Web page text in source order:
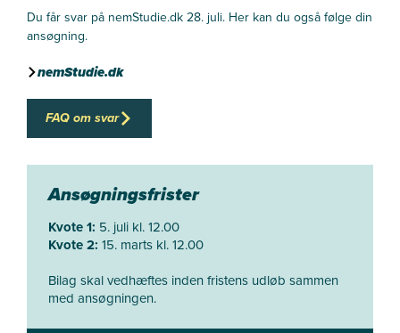
Du får svar på nemStudie.dk 28. juli. Her kan du også følge din
ansøgning.
nemStudie.dk
FAQ om svar
Ansøgningsfrister
Kvote 1: 5. juli kl. 12.00
Kvote 2: 15. marts kl. 12.00
Bilag skal vedhæftes inden fristens udløb sammen
med ansøgningen.